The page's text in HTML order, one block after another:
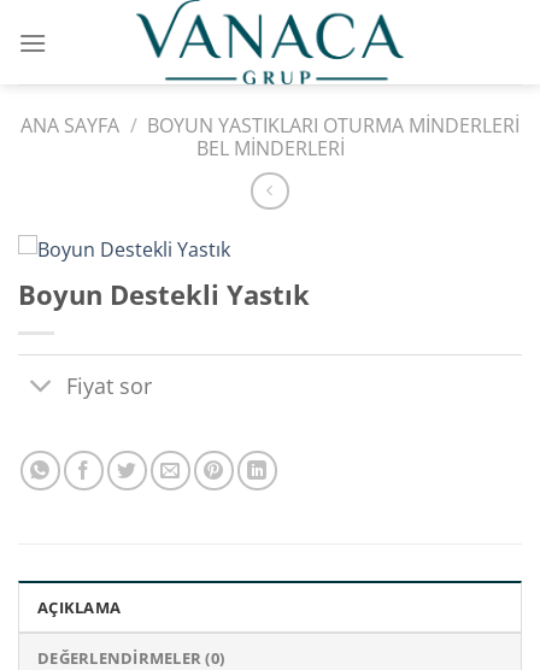
atla
ANA SAYFA / BOYUN YASTIKLARI OTURMA MINDERLERI
BEL MINDERLERI
Boyun Destekli Yastık
Fiyat sor
AÇIKLAMA
DEĞERLENDIRMELER (0)